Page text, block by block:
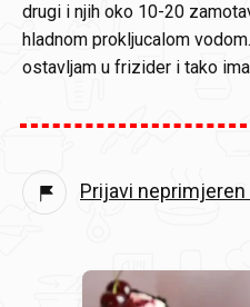
drugi i njih oko 10-20
hladnom prokljucalom
ostavljam u frizider i tako
Prijavi neprimjeren